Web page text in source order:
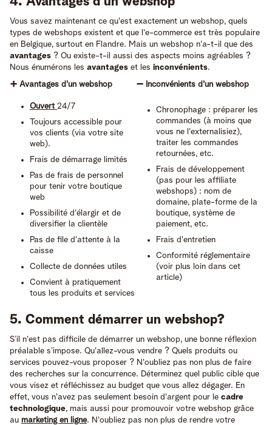
Vous savez maintenant ce qu'est exactement un webshop, quels
types de webshops existent et que l'e-commerce est très populaire
en Belgique, surtout en Flandre. Mais un webshop n'a-t-il que des
avantages ? Ou existe-t-il aussi des aspects moins agréables ?
Nous énumérons les avantages et les inconvénients.
➕ Avantages d'un webshop
➖ Inconvénients d'un webshop
Ouvert 24/7
Toujours accessible pour
vos clients (via votre site
web).
Frais de démarrage limités
Pas de frais de personnel
pour tenir votre boutique
web
Possibilité d'élargir et de
diversifier la clientèle
Pas de file d'attente à la
caisse
Collecte de données utiles
Convient à pratiquement
tous les produits et services
Chronophage : préparer les
commandes (à moins que
vous ne l'externalisiez),
traiter les commandes
retournées, etc.
Frais de développement
(pas pour les affiliate
webshops) : nom de
domaine, plate-forme de la
boutique, système de
paiement, etc.
Frais d'entretien
Conformité réglementaire
(voir plus loin dans cet
article)
5. Comment démarrer un webshop?
S’il n'est pas difficile de démarrer un webshop, une bonne réflexion
préalable s’impose. Qu'allez-vous vendre ? Quels produits ou
services pouvez-vous proposer ? N'oubliez pas non plus de faire
des recherches sur la concurrence. Déterminez quel public cible que
vous visez et réfléchissez au budget que vous allez dégager. En
effet, vous n'avez pas seulement besoin d'argent pour le cadre
technologique, mais aussi pour promouvoir votre webshop grâce
au marketing en ligne. N'oubliez pas non plus de rendre votre